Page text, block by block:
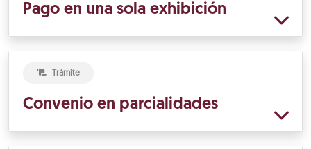
Pago en una sola exhibición
Trámite
Convenio en parcialidades